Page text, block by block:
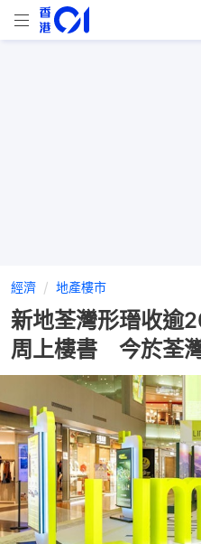
經濟 地產樓市
新地荃灣形瑨收
周上樓書 今於荃